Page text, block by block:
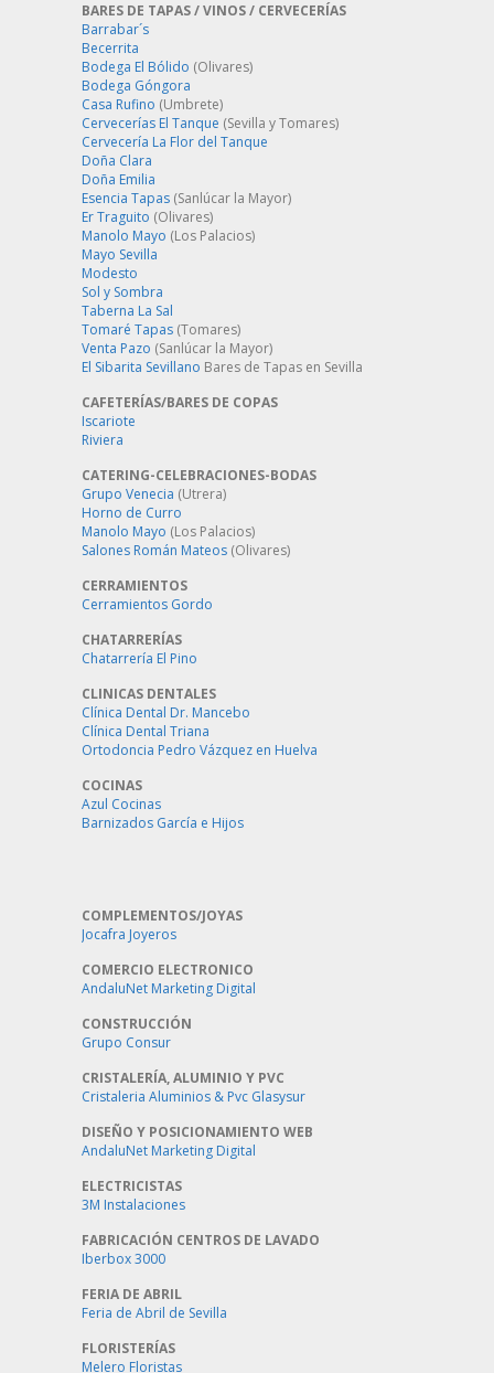
BARES DE TAPAS / VINOS / CERVECERÍAS
Barrabar´s
Becerrita
Bodega El Bólido (Olivares)
Bodega Góngora
Casa Rufino (Umbrete)
Cervecerías El Tanque (Sevilla y Tomares)
Cervecería La Flor del Tanque
Doña Clara
Doña Emilia
Esencia Tapas (Sanlúcar la Mayor)
Er Traguito (Olivares)
Manolo Mayo (Los Palacios)
Mayo Sevilla
Modesto
Sol y Sombra
Taberna La Sal
Tomaré Tapas (Tomares)
Venta Pazo (Sanlúcar la Mayor)
El Sibarita Sevillano Bares de Tapas en Sevilla
CAFETERÍAS/BARES DE COPAS
Iscariote
Riviera
CATERING-CELEBRACIONES-BODAS
Grupo Venecia (Utrera)
Horno de Curro
Manolo Mayo (Los Palacios)
Salones Román Mateos (Olivares)
CERRAMIENTOS
Cerramientos Gordo
CHATARRERÍAS
Chatarrería El Pino
CLINICAS DENTALES
Clínica Dental Dr. Mancebo
Clínica Dental Triana
Ortodoncia Pedro Vázquez en Huelva
COCINAS
Azul Cocinas
Barnizados García e Hijos
COMPLEMENTOS/JOYAS
Jocafra Joyeros
COMERCIO ELECTRONICO
AndaluNet Marketing Digital
CONSTRUCCIÓN
Grupo Consur
CRISTALERÍA, ALUMINIO Y PVC
Cristaleria Aluminios & Pvc Glasysur
DISEÑO Y POSICIONAMIENTO WEB
AndaluNet Marketing Digital
ELECTRICISTAS
3M Instalaciones
FABRICACIÓN CENTROS DE LAVADO
Iberbox 3000
FERIA DE ABRIL
Feria de Abril de Sevilla
FLORISTERÍAS
Melero Floristas